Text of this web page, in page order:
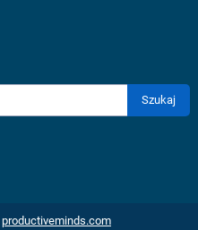
Szukaj
productiveminds.com